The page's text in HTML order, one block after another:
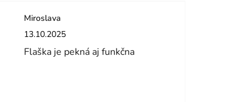
Miroslava
Hodnotenie obchodu je 5 z 5 hviezdičiek.
13.10.2025
Flaška je pekná aj funkčna